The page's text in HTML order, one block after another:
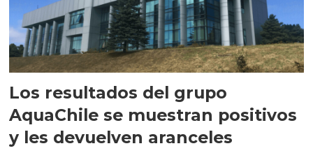
Los resultados del grupo
AquaChile se muestran positivos
y les devuelven aranceles